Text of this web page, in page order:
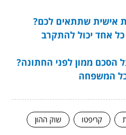
אישית שתתאים לכם?
אחד יכול להתקרב
הסכם ממון לפני החתונה?
המשפחה
קריפטו שוק ההון